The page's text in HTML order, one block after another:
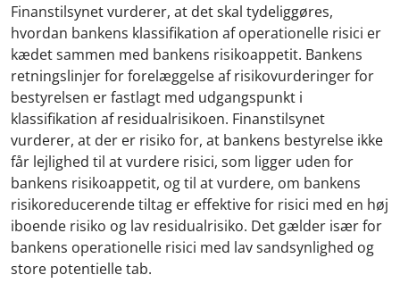
Finanstilsynet vurderer, at det skal tydeliggøres,
hvordan bankens klassifikation af operationelle risici er
kædet sammen med bankens risikoappetit. Bankens
retningslinjer for forelæggelse af risikovurderinger for
bestyrelsen er fastlagt med udgangspunkt i
klassifikation af residualrisikoen. Finanstilsynet
vurderer, at der er risiko for, at bankens bestyrelse ikke
får lejlighed til at vurdere risici, som ligger uden for
bankens risikoappetit, og til at vurdere, om bankens
risikoreducerende tiltag er effektive for risici med en høj
iboende risiko og lav residualrisiko. Det gælder især for
bankens operationelle risici med lav sandsynlighed og
store potentielle tab.